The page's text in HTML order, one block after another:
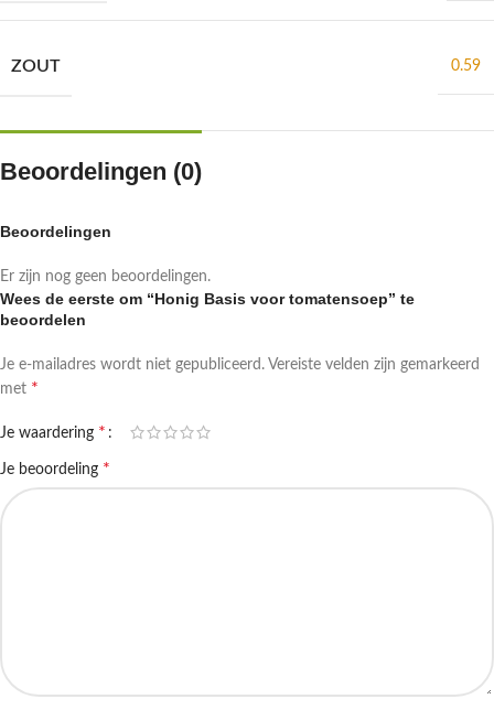
ZOUT 0.59
Beoordelingen (0)
Beoordelingen
Er zijn nog geen beoordelingen.
Wees de eerste om “Honig Basis voor tomatensoep” te
beoordelen
Je e-mailadres wordt niet gepubliceerd. Vereiste velden zijn gemarkeerd
met *
Je waardering *
Je beoordeling *